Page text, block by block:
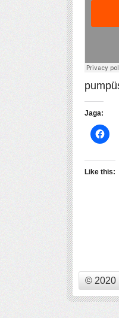
Jaga:
Like this:
© 2020